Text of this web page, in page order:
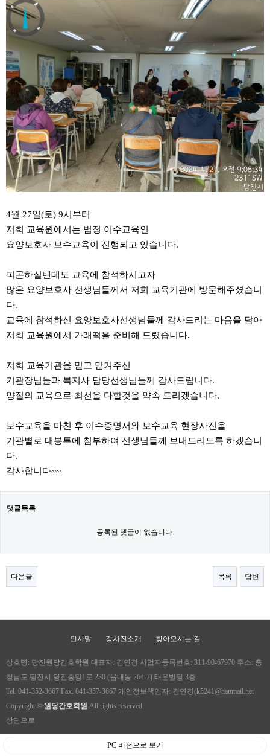
4월 27일(토) 9시부터
저희 교육원에서는 법정 이수교육인
요양보호사 보수교육이 진행되고 있습니다.
피곤하실텐데도 교육에 참석하시고자
많은 요양보호사 선생님들께서 저희 교육기관에 방문해주셨습니
다.
교육에 참석하신 요양보호사선생님들께 감사드리는 마음을 담아
저희 교육원에서 가래떡을 준비해 드렸습니다.
저희 교육기관을 믿고 맡겨주신
기관장님들과 복지사 담당선생님들께 감사드립니다.
양질의 교육으로 최선을 다할것을 약속 드리겠습니다.
보수교육을 마친 후 이수증명서와 보수교육 현장사진을
기관별로 대봉투에 첨부하여 선생님들께 보내드리도록 하겠습니
다.
감사합니다~~
댓글목록
등록된 댓글이 없습니다.
다음글 목록 답변
인사말 강사진소개 찾아오시는 길
상호명: 당진원당간호학원 대표자: 김연경 사업자등록번호: 311-90-67970 주소: 충
청남도 당진시 당진중앙1로 230 (읍내동 264-7) 태은빌딩 3층
Tel. 041-352-3667 Fax. 041-357-3667 개인정보책임자: 김연경(k5241@hanmail.net
Copyright © 원당간호학원 All rights reserved.
상단으로
PC 버전으로 보기